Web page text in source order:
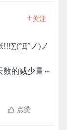
+关注
ノ)ノ
数的减少量～
点赞